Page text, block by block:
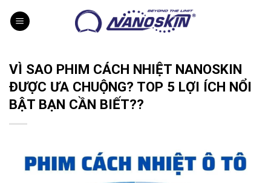
VÌ SAO PHIM CÁCH NHIỆT NANOSKIN
ĐƯỢC ƯA CHUỘNG? TOP 5 LỢI ÍCH NỔI
BẬT BẠN CẦN BIẾT??